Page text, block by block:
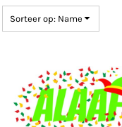
Sorteer op: Name